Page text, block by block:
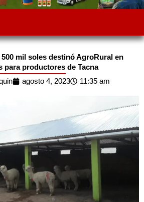
mil soles destinó AgroRural en
para productores de Tacna
agosto 4, 2023 11:35 am